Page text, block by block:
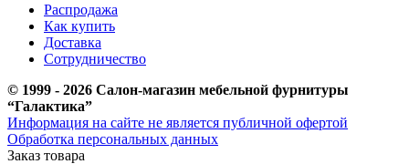
Распродажа
Как купить
Доставка
Сотрудничество
© 1999 - 2026 Салон-магазин мебельной фурнитуры
“Галактика”
Информация на сайте не является публичной офертой
Обработка персональных данных
Заказ товара